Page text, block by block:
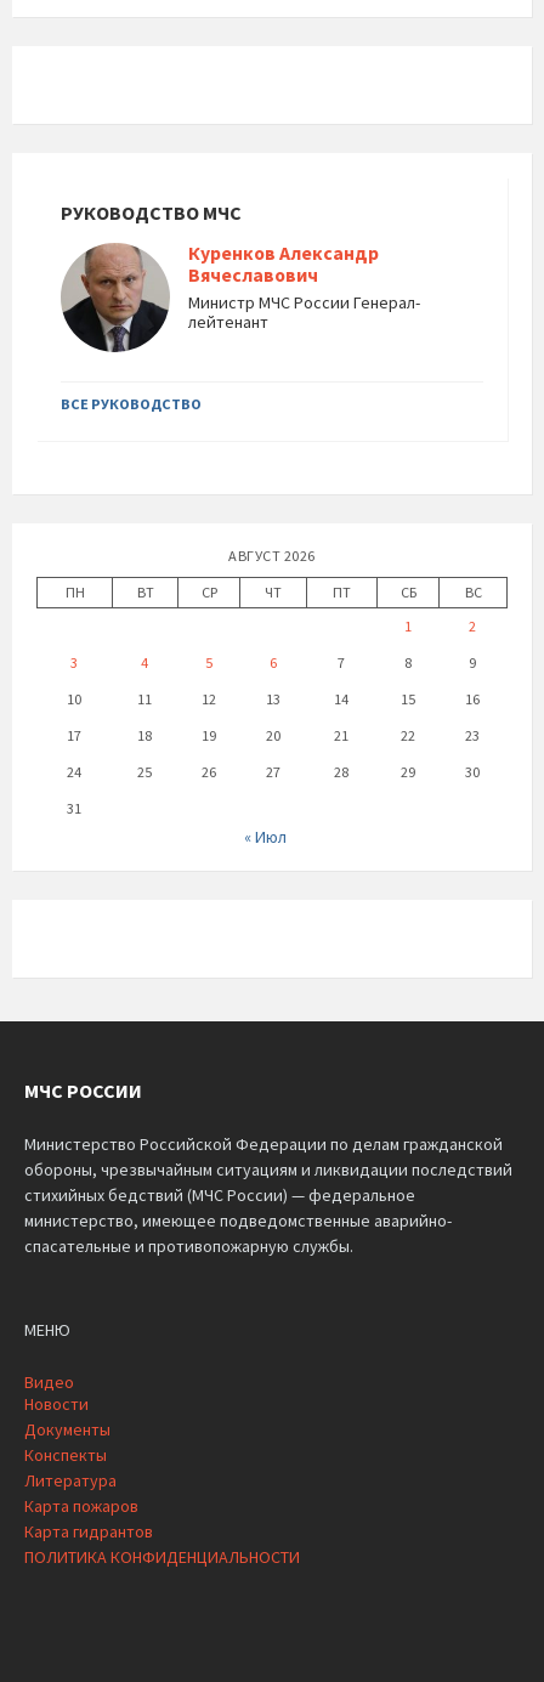
РУКОВОДСТВО МЧС
Куренков Александр
Вячеславович
Министр МЧС России Генерал-
лейтенант
ВСЕ РУКОВОДСТВО
АВГУСТ 2026
ПН
ВТ СР ЧТ ПТ СБ
ВС
1
2
3
4 5 6 7 8
9
10
11 12 13 14 15
16
17
18 19 20 21 22
23
24
25 26 27 28 29
30
31
« Июл
МЧС РОССИИ
Министерство Российской Федерации по делам гражданской
обороны, чрезвычайным ситуациям и ликвидации последствий
стихийных бедствий (МЧС России) — федеральное
министерство, имеющее подведомственные аварийно-
спасательные и противопожарную службы.
МЕНЮ
Видео
Новости
Документы
Конспекты
Литература
Карта пожаров
Карта гидрантов
ПОЛИТИКА КОНФИДЕНЦИАЛЬНОСТИ